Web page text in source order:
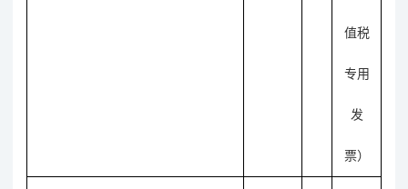
值税
专用
发
票）